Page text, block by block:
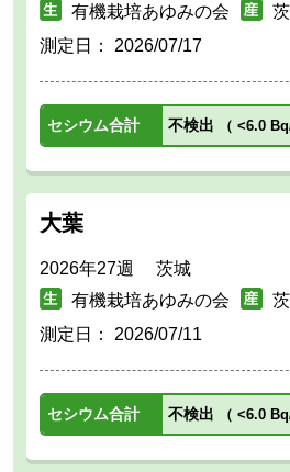
有機栽培あゆみの会
測定日： 2026/07/17
セシウム合計 不検出 （ <6.0
大葉
2026年27週 茨城
有機栽培あゆみの会
測定日： 2026/07/11
セシウム合計 不検出 （ <6.0